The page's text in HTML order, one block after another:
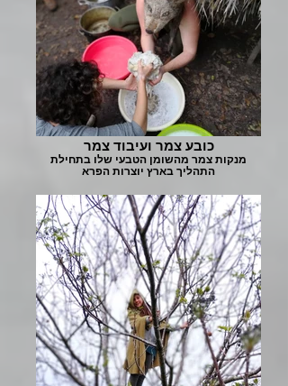
כובע צמר ועיבוד צמר
מנקות צמר מהשומן הטבעי שלו בתחילת
התהליך בארץ יוצרות הפרא